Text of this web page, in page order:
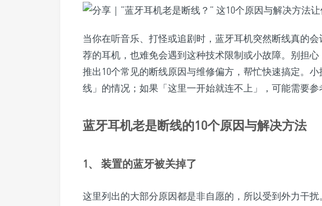
当你在听音乐、打怪或追剧时，蓝牙耳机突然断线真的
荐的耳机，也难免会遇到这种技术限制或小故障。别担
推出10个常见的断线原因与维修偏方，帮忙快速搞定。
线」的情况；如果「这里一开始就连不上」，可能需要参
蓝牙耳机老是断线的10个原因与解决方法
1、 装置的蓝牙被关掉了
这里列出的大部分原因都是非自愿的，所以受到外力干